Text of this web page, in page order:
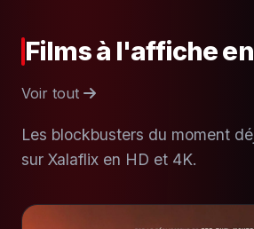
Films à l'affiche
Voir tout
Les blockbusters du moment
sur Xalaflix en HD et 4K.